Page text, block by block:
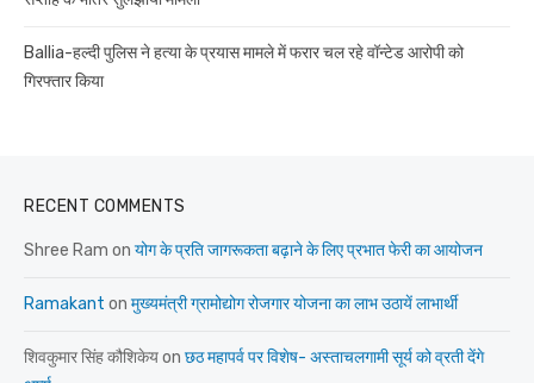
Ballia-हल्दी पुलिस ने हत्या के प्रयास मामले में फरार चल रहे वॉन्टेड आरोपी को
गिरफ्तार किया
RECENT COMMENTS
Shree Ram on योग के प्रति जागरूकता बढ़ाने के लिए प्रभात फेरी का आयोजन
Ramakant on मुख्यमंत्री ग्रामोद्योग रोजगार योजना का लाभ उठायें लाभार्थी
शिवकुमार सिंह कौशिकेयon छठ महापर्व पर विशेष- अस्ताचलगामी सूर्य को व्रती देंगे